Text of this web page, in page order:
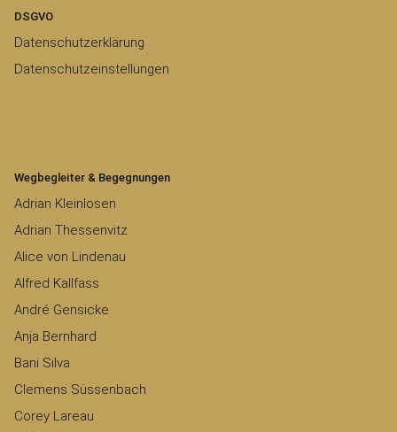
DSGVO
Datenschutzerklärung
Datenschutzeinstellungen
Wegbegleiter & Begegnungen
Adrian Kleinlosen
Adrian Thessenvitz
Alice von Lindenau
Alfred Kallfass
André Gensicke
Anja Bernhard
Bani Silva
Clemens Süssenbach
Corey Lareau